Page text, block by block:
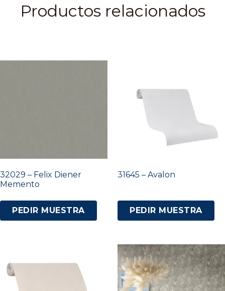
Productos relacionados
32029 – Felix Diener
Memento
PEDIR MUESTRA
31645 – Avalon
PEDIR MUESTRA